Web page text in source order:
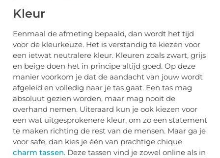
Kleur
Eenmaal de afmeting bepaald, dan wordt het tijd
voor de kleurkeuze. Het is verstandig te kiezen voor
een ietwat neutralere kleur. Kleuren zoals zwart, grijs
en beige doen het in principe altijd goed. Op deze
manier voorkom je dat de aandacht van jouw wordt
afgeleid en volledig naar je tas gaat. Een tas mag
absoluut gezien worden, maar mag nooit de
overhand nemen. Uiteraard kun je ook kiezen voor
een wat uitgesprokenere kleur, om zo een statement
te maken richting de rest van de mensen. Maar ga je
voor safe, dan kies je één van prachtige chique
charm tassen. Deze tassen vind je zowel online als in